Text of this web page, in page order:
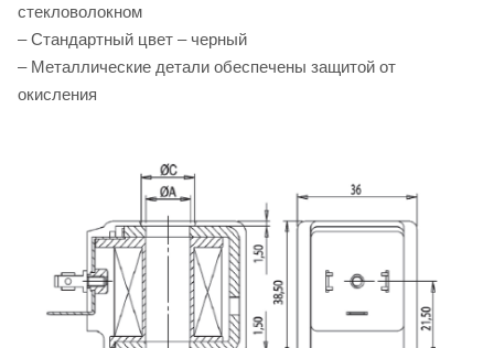
стекловолокном
– Стандартный цвет – черный
– Металлические детали обеспечены защитой от
окисления